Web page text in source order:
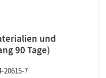
und
90 Tage)
20615-7